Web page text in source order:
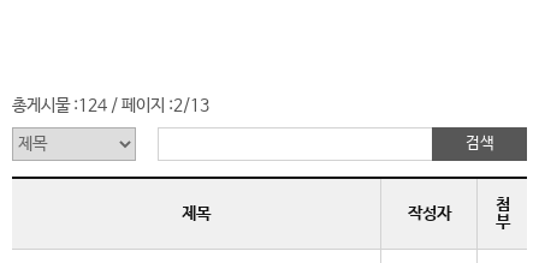
총게시물 :124 /페이지 :2/13
제목 작성자
첨
부